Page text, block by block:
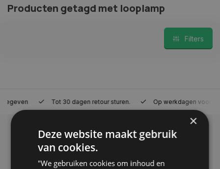
Producten getagd met looplamp
Filters
Tot 30 dagen retour sturen. Op werkdagen voor 14.00 uur
Klantenservice
Veelgestelde vragen
06-39119169
×
Deze website maakt gebruik
van cookies.
"We gebruiken cookies om inhoud en